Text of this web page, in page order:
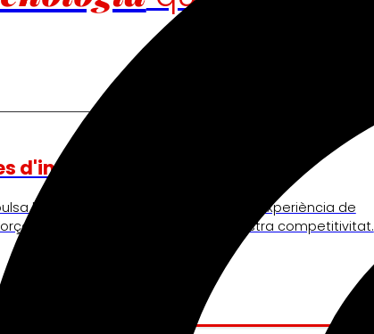
d'innovació
la nostra transformació, millorant l’experiència de
la sostenibilitat i enfortint la nostra competitivitat.